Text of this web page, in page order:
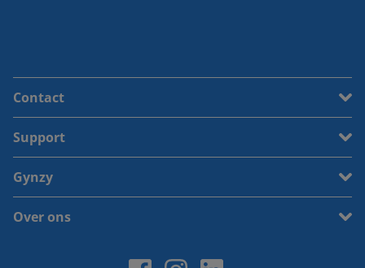
Contact
Support
Gynzy
Over ons